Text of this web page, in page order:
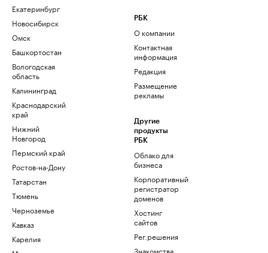
Екатеринбург
Новосибирск
Омск
Башкортостан
Вологодская
область
Калининград
Краснодарский
край
Нижний
Новгород
Пермский край
Ростов-на-Дону
Татарстан
Тюмень
Черноземье
Кавказ
Карелия
РБК
О компании
Контактная
информация
Редакция
Размещение
рекламы
Другие
продукты
РБК
Облако для
бизнеса
Корпоративный
регистратор
доменов
Хостинг
сайтов
Рег.решения
Знакомства